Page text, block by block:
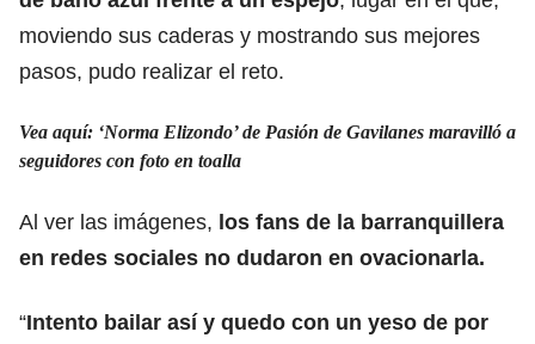
moviendo sus caderas y mostrando sus mejores
pasos, pudo realizar el reto.
Vea aquí: ‘Norma Elizondo’ de Pasión de Gavilanes maravilló a
seguidores con foto en toalla
Al ver las imágenes, los fans de la barranquillera
en redes sociales no dudaron en ovacionarla.
“Intento bailar así y quedo con un yeso de por